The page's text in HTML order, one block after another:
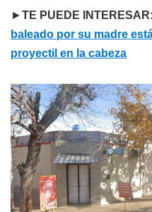
►TE PUEDE INTERESAR:
baleado por su madre
proyectil en la cabeza